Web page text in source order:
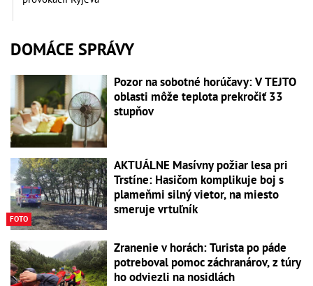
DOMÁCE SPRÁVY
Pozor na sobotné horúčavy: V TEJTO
oblasti môže teplota prekročiť 33
stupňov
FOTO
AKTUÁLNE Masívny požiar lesa pri
Trstíne: Hasičom komplikuje boj s
plameňmi silný vietor, na miesto
smeruje vrtuľník
Zranenie v horách: Turista po páde
potreboval pomoc záchranárov, z túry
ho odviezli na nosidlách